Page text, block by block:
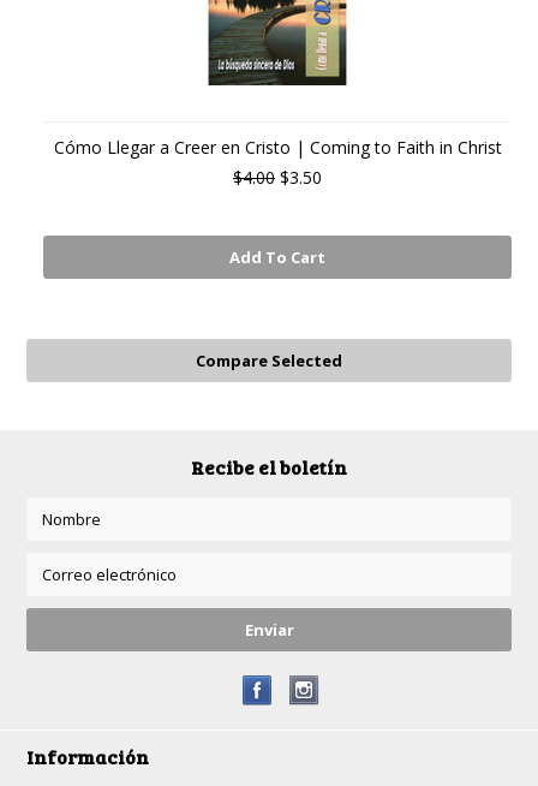
Cómo Llegar a Creer en Cristo | Coming to Faith in Christ
$4.00 $3.50
Add To Cart
Recibe el boletín
Información